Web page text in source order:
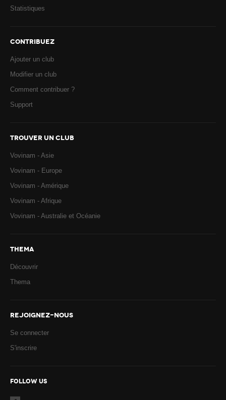
Statistiques
CONTRIBUEZ
Ajouter un club
Modifier un club
Comment contribuer ?
Support
TROUVER UN CLUB
Vovinam - Asie
Vovinam - Europe
Vovinam - Amérique
Vovinam - Afrique
Vovinam - Australie et Océanie
THEMA
Découvrir
Thema
REJOIGNEZ-NOUS
Se connecter
S'inscrire
FOLLOW US